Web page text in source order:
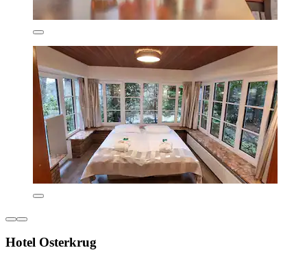
Hotel Osterkrug